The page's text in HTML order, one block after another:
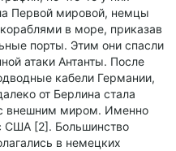
Первой мировой, немцы
в море, приказав
порты. Этим они спасли
атаки Антанты. После
кабели Германии,
от Берлина стала
внешним миром. Именно
США [2]. Большинство
в немецких